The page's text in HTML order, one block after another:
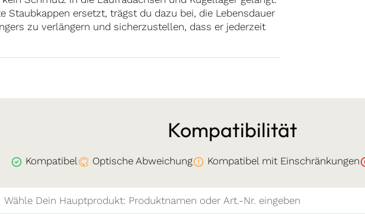
Staubkappen ersetzt, trägst du dazu bei, die Lebensdauer
zu verlängern und sicherzustellen, dass er jederzeit
Kompatibilität
Kompatibel Optische Abweichung Kompatibel mit Einschränkungen